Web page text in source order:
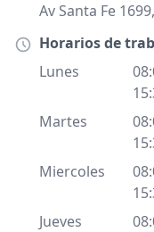
Av Santa Fe
Horarios de
Lunes
Martes
Miercoles
Jueves